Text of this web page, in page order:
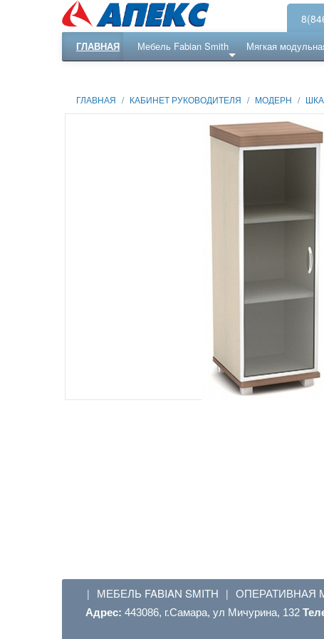
ГЛАВНАЯ Мебель Fabian Smith Мягкая
ГЛАВНАЯ / КАБИНЕТ РУКОВОДИТЕЛЯ / МОДЕРН /
| МЕБЕЛЬ FABIAN SMITH | ОПЕРАТИВНАЯ
Адрес: 443086, г.Самара, ул Мичурина, 132